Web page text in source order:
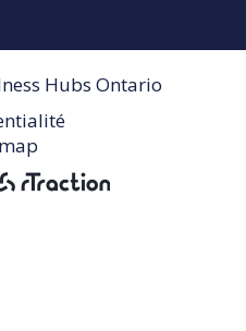
Hubs Ontario